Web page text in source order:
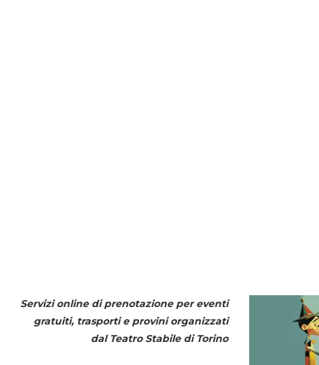
Servizi online di prenotazione per eventi
gratuiti, trasporti e provini organizzati
dal Teatro Stabile di Torino